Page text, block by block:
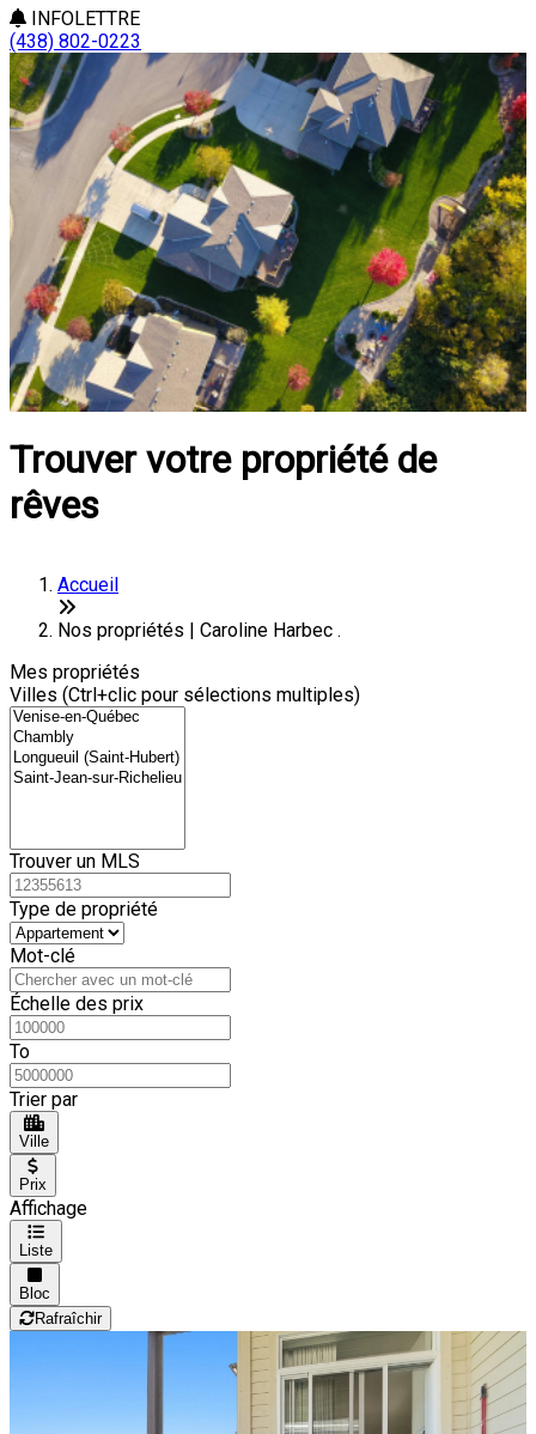
INFOLETTRE
(438) 802-0223
Trouver votre propriété de
rêves
Accueil
Nos propriétés | Caroline Harbec .
Mes propriétés
Villes (Ctrl+clic pour sélections multiples)
Trouver un MLS
Type de propriété
Mot-clé
Échelle des prix
To
Trier par
Ville
Prix
Affichage
Liste
Bloc
Rafraîchir